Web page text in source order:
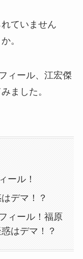
ていません
。
ィール、江宏傑
ました。
ール！
デマ！？
ィール！福原
はデマ！？